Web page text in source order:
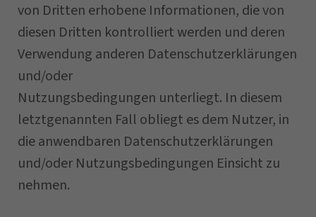
von Dritten erhobene Informationen, die von
diesen Dritten kontrolliert werden und deren
Verwendung anderen Datenschutzerklärungen
und/oder
Nutzungsbedingungen unterliegt. In diesem
letztgenannten Fall obliegt es dem Nutzer, in
die anwendbaren Datenschutzerklärungen
und/oder Nutzungsbedingungen Einsicht zu
nehmen.